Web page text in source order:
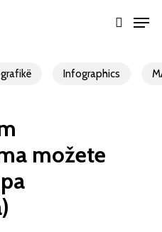
search
Infographics
možete